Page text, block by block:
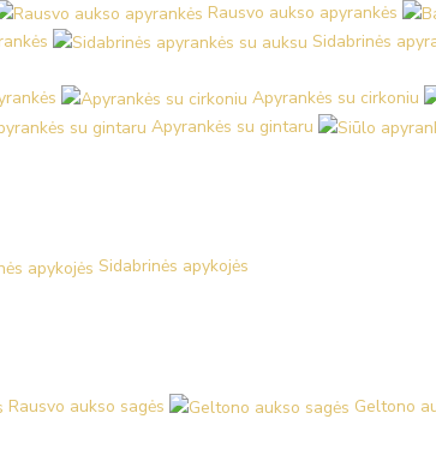
Rausvo aukso apyrankės
Sidabrinės
Apyrankės su cirkoniu
Apyrankės su gintaru
Sidabrinės apykojės
Rausvo aukso sagės Geltono